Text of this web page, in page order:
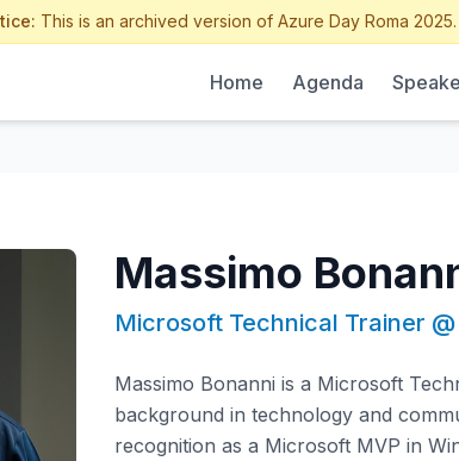
This is an archived version of Azure Day Roma 2025.
Home Agenda
Massimo
Microsoft Technical Trainer
Massimo Bonanni is a Microsoft
background in technology and
recognition as a Microsoft MVP in